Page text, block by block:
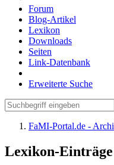
Forum
Blog-Artikel
Lexikon
Downloads
Seiten
Link-Datenbank
Erweiterte Suche
FaMI-Portal.de -
Lexikon-